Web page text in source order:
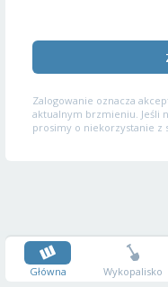
Zalogowanie oznacza
aktualnym brzmieniu. Jeśli
prosimy o niekorzystanie z
Główna Wykopalisko